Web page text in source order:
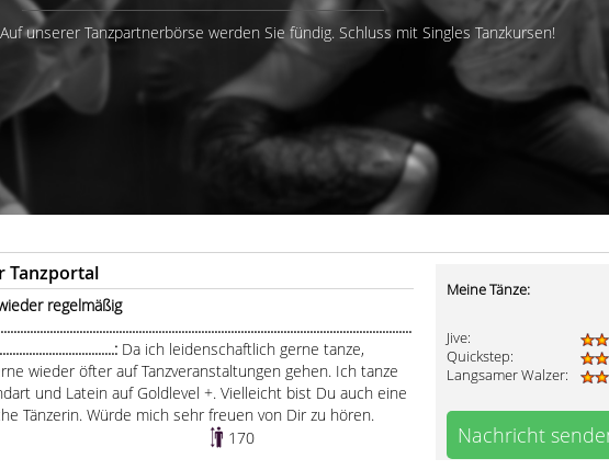
unserer Tanzpartnerbörse werden Sie fündig. Schluss mit Singles Tanzkursen!
Tanzportal
regelmäßig
Da ich leidenschaftlich gerne tanze,
wieder öfter auf Tanzveranstaltungen gehen. Ich tanze
und Latein auf Goldlevel +. Vielleicht bist Du auch eine
Tänzerin. Würde mich sehr freuen von Dir zu hören.
170
Meine Tänze:
Jive:
Quickstep:
Langsamer Walzer:
Nachricht